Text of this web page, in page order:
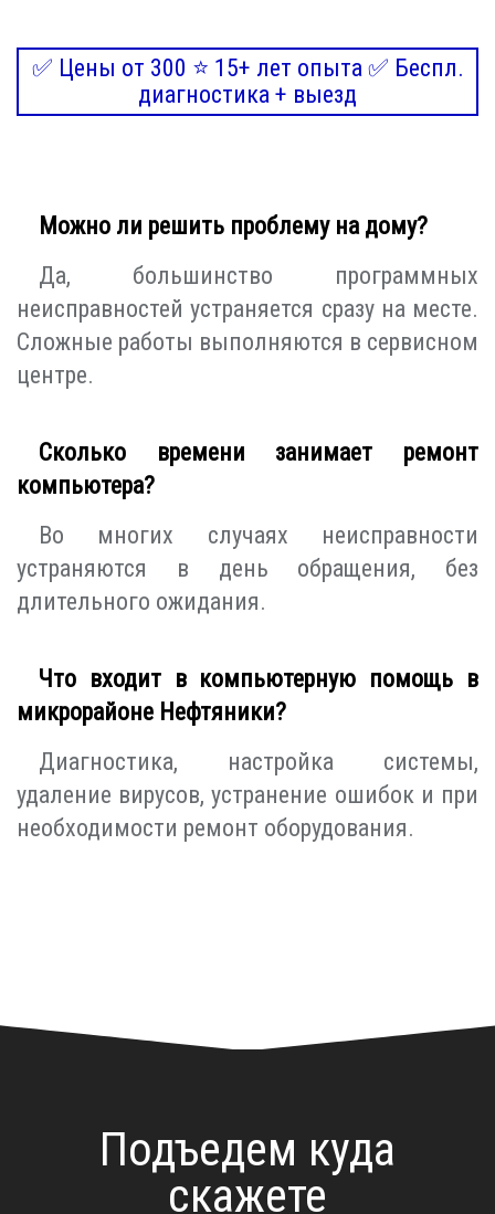
✅ Цены от 300 ⭐ 15+ лет опыта ✅ Беспл.
диагностика + выезд
Можно ли решить проблему на дому?
Да, большинство программных
неисправностей устраняется сразу на месте.
Сложные работы выполняются в сервисном
центре.
Сколько времени занимает ремонт
компьютера?
Во многих случаях неисправности
устраняются в день обращения, без
длительного ожидания.
Что входит в компьютерную помощь в
микрорайоне Нефтяники?
Диагностика, настройка системы,
удаление вирусов, устранение ошибок и при
необходимости ремонт оборудования.
Подъедем куда
скажете